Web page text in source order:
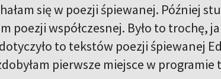
się w poezji śpiewanej. Później
poezji współczesnej. Było to trochę,
to tekstów poezji śpiewanej
pierwsze miejsce w programie